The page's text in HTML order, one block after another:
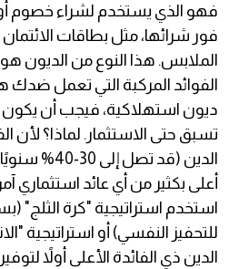
فهو الذي يستخدم لشراء خصوم
فور شرائها، مثل بطاقات
الملابس. هذا النوع من الديون
الفوائد المركبة التي تعمل ضدك
ديون استهلاكية، فيجب أن
تسبق حتى الاستثمار. لماذا؟ لأن
الدين (قد تصل
أعلى بكثير من أي عائد استثماري
استخدم استراتيجية "كرة الثلج"
للتحفيز النفسي) أو استراتيجية
الدين ذي الفائدة الأعلى أولاً